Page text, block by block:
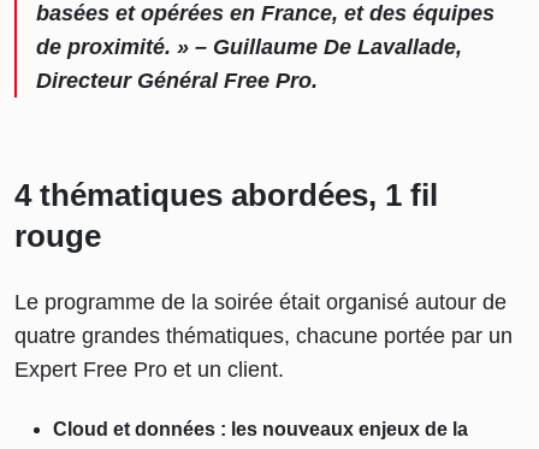
basées et opérées en France, et des équipes
de proximité. » – Guillaume De Lavallade,
Directeur Général Free Pro.
4 thématiques abordées, 1 fil
rouge
Le programme de la soirée était organisé autour de
quatre grandes thématiques, chacune portée par un
Expert Free Pro et un client.
Cloud et données : les nouveaux enjeux de la